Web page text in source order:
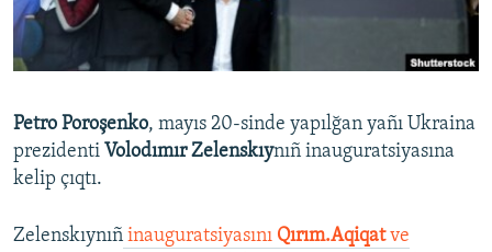
Українською
QOŞULIÑIZ!
RFE/RS bütün saytları
Petro Poroşenko, mayıs 20-sinde yapılğan yañı Ukraina
prezidenti Volodımır Zelenskıynıñ inauguratsiyasına
kelip çıqtı.
Zelenskıynıñ inauguratsiyasını Qırım.Aqiqatve